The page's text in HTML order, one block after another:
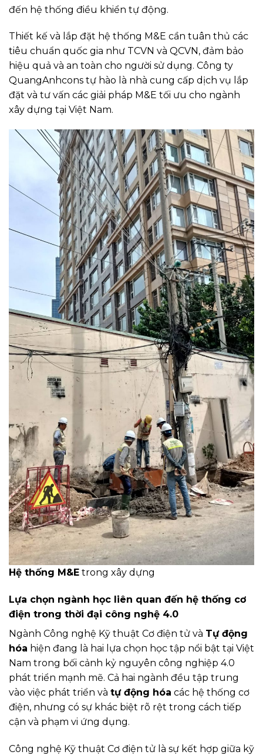
đến hệ thống điều khiển tự động.
Thiết kế và lắp đặt hệ thống M&E cần tuân thủ các
tiêu chuẩn quốc gia như TCVN và QCVN, đảm bảo
hiệu quả và an toàn cho người sử dụng. Công ty
QuangAnhcons tự hào là nhà cung cấp dịch vụ lắp
đặt và tư vấn các giải pháp M&E tối ưu cho ngành
xây dựng tại Việt Nam.
Hệ thống M&E trong xây dựng
Lựa chọn ngành học liên quan đến hệ thống cơ
điện trong thời đại công nghệ 4.0
Ngành Công nghệ Kỹ thuật Cơ điện tử và Tự động
hóa hiện đang là hai lựa chọn học tập nổi bật tại Việt
Nam trong bối cảnh kỷ nguyên công nghiệp 4.0
phát triển mạnh mẽ. Cả hai ngành đều tập trung
vào việc phát triển và tự động hóa các hệ thống cơ
điện, nhưng có sự khác biệt rõ rệt trong cách tiếp
cận và phạm vi ứng dụng.
Công nghệ Kỹ thuật Cơ điện tử là sự kết hợp giữa kỹ